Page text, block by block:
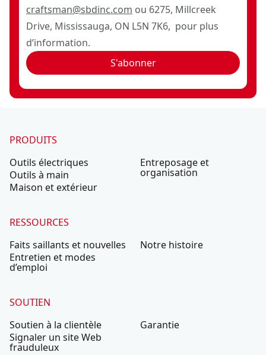
craftsman@sbdinc.com ou 6275, Millcreek
Drive, Mississauga, ON L5N 7K6, pour plus
d’information.
S'abonner
PRODUITS
Outils électriques
Outils à main
Maison et extérieur
Entreposage et
organisation
RESSOURCES
Faits saillants et nouvelles
Entretien et modes
d’emploi
Notre histoire
SOUTIEN
Soutien à la clientèle
Signaler un site Web
frauduleux
Garantie